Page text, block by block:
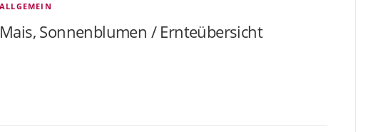
ALLGEMEIN
Mais, Sonnenblumen / Ernteübersicht